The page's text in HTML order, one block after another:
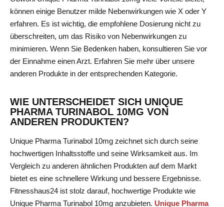
können einige Benutzer milde Nebenwirkungen wie X oder Y
erfahren. Es ist wichtig, die empfohlene Dosierung nicht zu
überschreiten, um das Risiko von Nebenwirkungen zu
minimieren. Wenn Sie Bedenken haben, konsultieren Sie vor
der Einnahme einen Arzt. Erfahren Sie mehr über unsere
anderen Produkte in der entsprechenden Kategorie.
WIE UNTERSCHEIDET SICH UNIQUE
PHARMA TURINABOL 10MG VON
ANDEREN PRODUKTEN?
Unique Pharma Turinabol 10mg zeichnet sich durch seine
hochwertigen Inhaltsstoffe und seine Wirksamkeit aus. Im
Vergleich zu anderen ähnlichen Produkten auf dem Markt
bietet es eine schnellere Wirkung und bessere Ergebnisse.
Fitnesshaus24 ist stolz darauf, hochwertige Produkte wie
Unique Pharma Turinabol 10mg anzubieten. Unique Pharma